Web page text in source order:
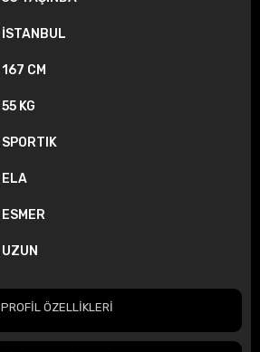
İSTANBUL
167 CM
55 KG
SPORTIK
ELA
ESMER
UZUN
PROFİL ÖZELLİKLERİ